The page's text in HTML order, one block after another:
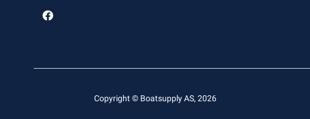
Copyright © Boatsupply AS, 2026